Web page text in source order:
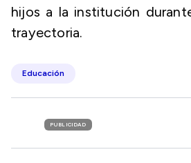
hijos a la institución
trayectoria.
Educación
PUBLICIDAD